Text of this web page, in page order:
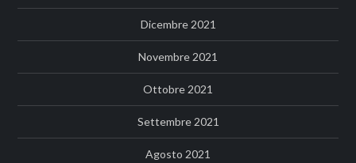
Dicembre 2021
Novembre 2021
Ottobre 2021
Settembre 2021
Agosto 2021